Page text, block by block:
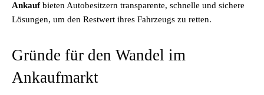
Ankaufbieten Autobesitzern transparente, schnelle und sichere
Lösungen, um den Restwert ihres Fahrzeugs zu retten.
Gründe für den Wandel im
Ankaufmarkt